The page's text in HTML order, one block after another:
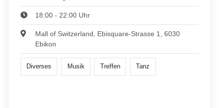
18:00 - 22:00 Uhr
Mall of Switzerland, Ebisquare-Strasse 1, 6030
Ebikon
Diverses Musik Treffen Tanz